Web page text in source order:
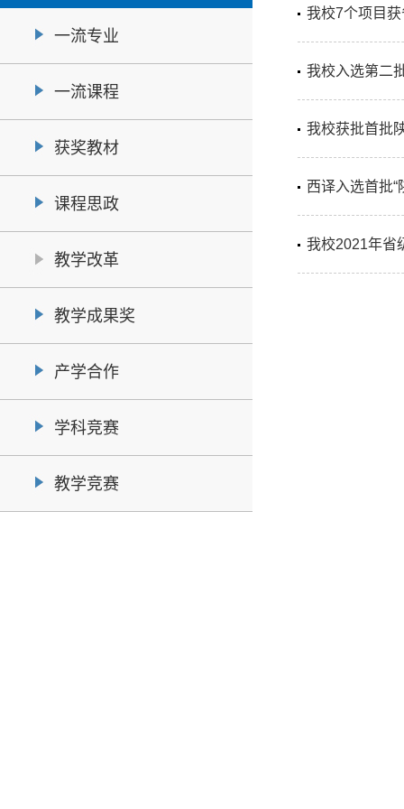
一流专业
一流课程
获奖教材
课程思政
教学改革
教学成果奖
产学合作
学科竞赛
教学竞赛
我校7个项目
我校入选第二
我校获批首批
西译入选首批
我校2021年省